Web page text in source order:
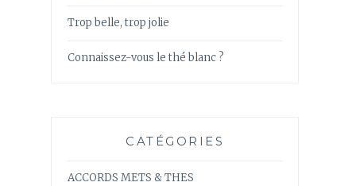
Trop belle, trop jolie
Connaissez-vous le thé blanc ?
CATÉGORIES
ACCORDS METS & THES